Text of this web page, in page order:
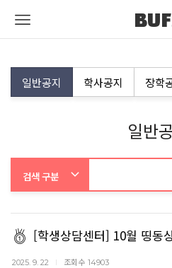
일반공지 학사공지 장학
일반
[학생상담센터] 10월 띵동
2025. 9. 22 조회수 14903